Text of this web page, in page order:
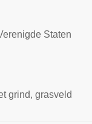
Staten
grind, grasveld